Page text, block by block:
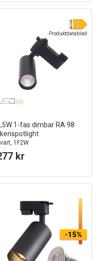
Produktdatablad
1-fas dimbar RA 98
1F2W
kr
-15%